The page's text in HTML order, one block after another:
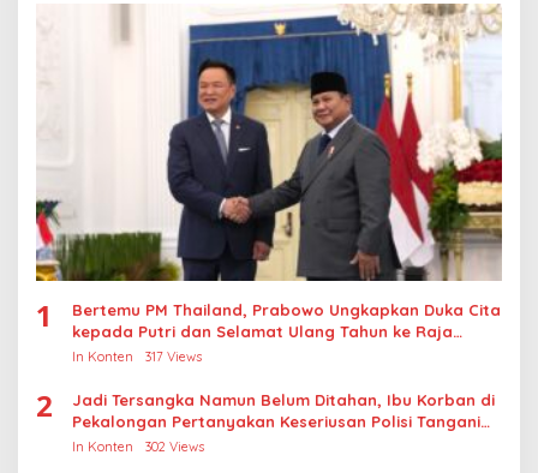
1
Bertemu PM Thailand, Prabowo Ungkapkan Duka Cita
kepada Putri dan Selamat Ulang Tahun ke Raja
Thailand
In Konten 317 Views
2
Jadi Tersangka Namun Belum Ditahan, Ibu Korban di
Pekalongan Pertanyakan Keseriusan Polisi Tangani
Kasus Rudapksa Sampai Anaknya Hamil
In Konten 302 Views